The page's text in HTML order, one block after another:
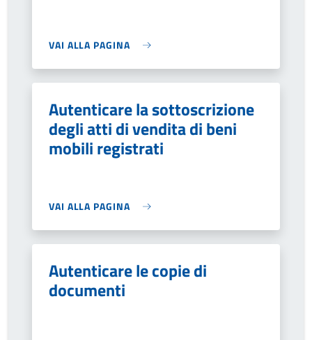
VAI ALLA PAGINA
Autenticare la sottoscrizione
degli atti di vendita di beni
mobili registrati
VAI ALLA PAGINA
Autenticare le copie di
documenti